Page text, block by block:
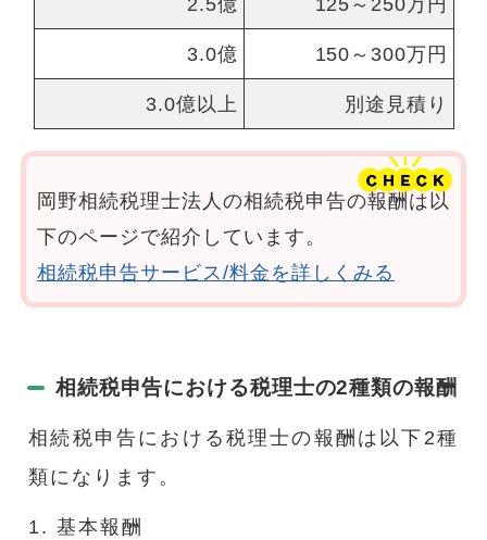
3.0億 150～300万円
3.0億以上 別途見積り
岡野相続税理士法人の相続税申告の報酬は以
下のページで紹介しています。
相続税申告サービス/料金を詳しくみる
相続税申告における税理士の2種類の報酬
相続税申告における税理士の報酬は以下2種
類になります。
1. 基本報酬